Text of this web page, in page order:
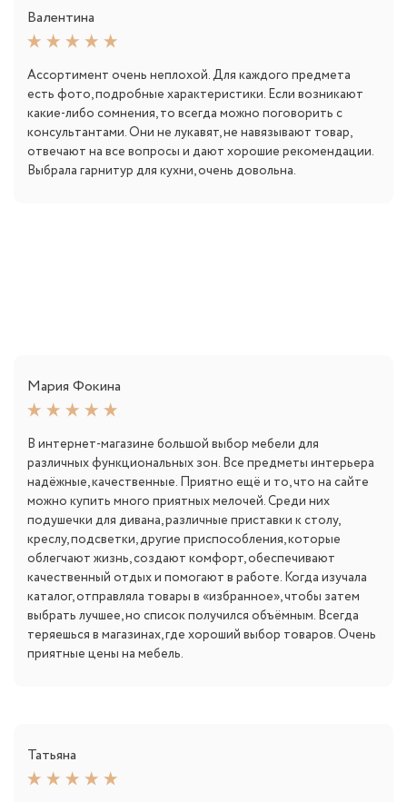
Валентина
Ассортимент очень неплохой. Для каждого предмета
есть фото, подробные характеристики. Если возникают
какие-либо сомнения, то всегда можно поговорить с
консультантами. Они не лукавят, не навязывают товар,
отвечают на все вопросы и дают хорошие рекомендации.
Выбрала гарнитур для кухни, очень довольна.
Мария Фокина
В интернет-магазине большой выбор мебели для
различных функциональных зон. Все предметы интерьера
надёжные, качественные. Приятно ещё и то, что на сайте
можно купить много приятных мелочей. Среди них
подушечки для дивана, различные приставки к столу,
креслу, подсветки, другие приспособления, которые
облегчают жизнь, создают комфорт, обеспечивают
качественный отдых и помогают в работе. Когда изучала
каталог, отправляла товары в «избранное», чтобы затем
выбрать лучшее, но список получился объёмным. Всегда
теряешься в магазинах, где хороший выбор товаров. Очень
приятные цены на мебель.
Татьяна